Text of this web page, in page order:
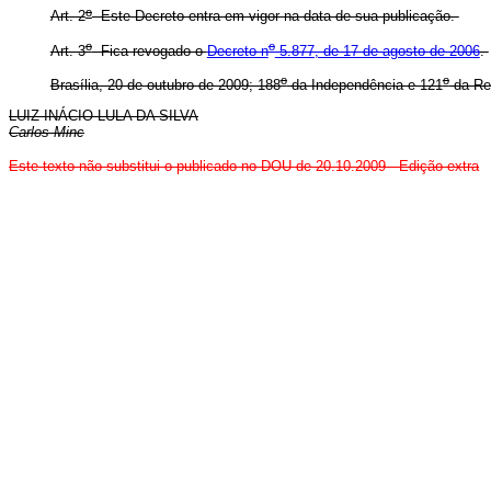
Art. 2oEste Decreto entra em vigor na data de sua publicação.
Art. 3oFica revogado oDecreto no5.877, de 17 de agosto de 2006.
Brasília, 20 de outubro de 2009; 188oda Independência e 121oda
LUIZ INÁCIO LULA DA SILVA
Carlos Minc
Este texto não substitui o publicado no DOU de 20.10.2009 - Edição extra